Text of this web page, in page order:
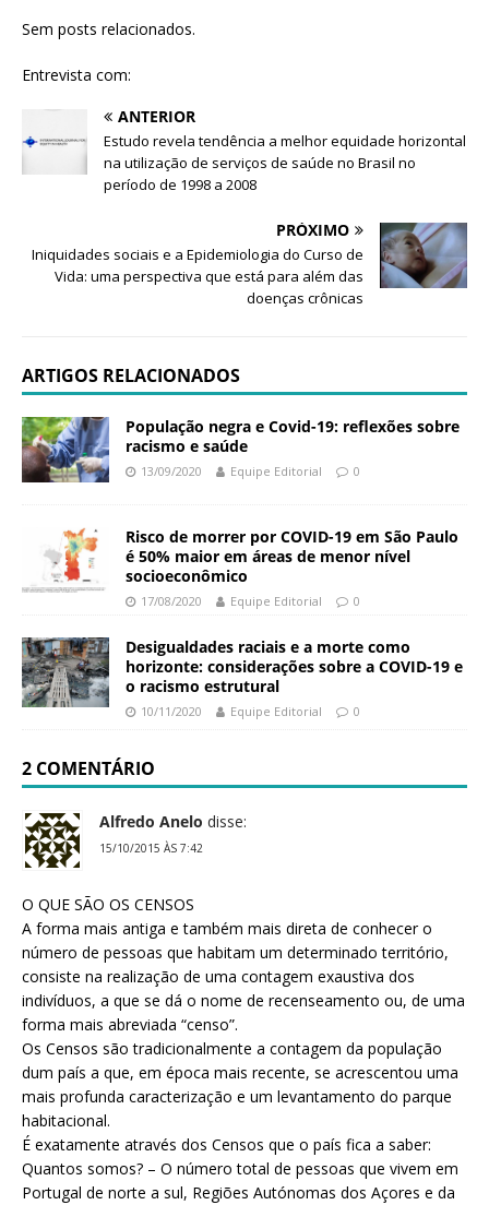
Sem posts relacionados.
Entrevista com:
ANTERIOR
Estudo revela tendência a melhor equidade horizontal
na utilização de serviços de saúde no Brasil no
período de 1998 a 2008
PRÓXIMO
Iniquidades sociais e a Epidemiologia do Curso de
Vida: uma perspectiva que está para além das
doenças crônicas
ARTIGOS RELACIONADOS
População negra e Covid-19: reflexões sobre
racismo e saúde
13/09/2020 Equipe Editorial 0
Risco de morrer por COVID-19 em São Paulo
é 50% maior em áreas de menor nível
socioeconômico
17/08/2020 Equipe Editorial 0
Desigualdades raciais e a morte como
horizonte: considerações sobre a COVID-19 e
o racismo estrutural
10/11/2020 Equipe Editorial 0
2 COMENTÁRIO
Alfredo Anelo disse:
15/10/2015 ÀS 7:42
O QUE SÃO OS CENSOS
A forma mais antiga e também mais direta de conhecer o
número de pessoas que habitam um determinado território,
consiste na realização de uma contagem exaustiva dos
indivíduos, a que se dá o nome de recenseamento ou, de uma
forma mais abreviada “censo”.
Os Censos são tradicionalmente a contagem da população
dum país a que, em época mais recente, se acrescentou uma
mais profunda caracterização e um levantamento do parque
habitacional.
É exatamente através dos Censos que o país fica a saber:
Quantos somos? – O número total de pessoas que vivem em
Portugal de norte a sul, Regiões Autónomas dos Açores e da